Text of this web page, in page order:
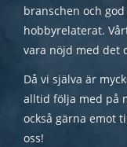
branschen och
hobbyrelaterat.
vara nöjd med det
Då vi själva är
alltid följa med på
också gärna emot
oss!